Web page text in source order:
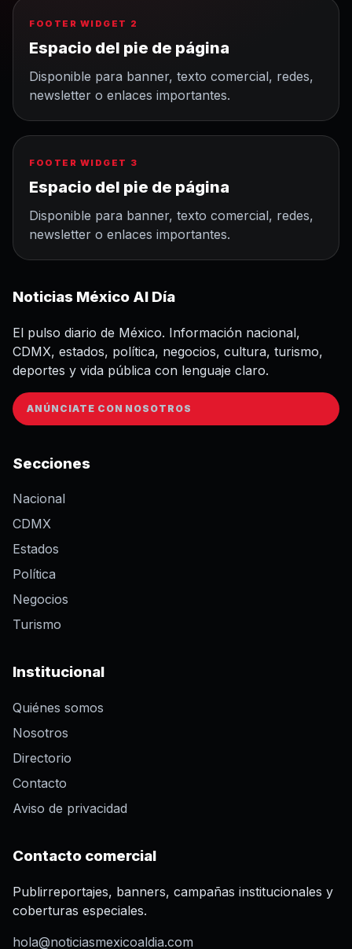
FOOTER WIDGET 2
Espacio del pie de página
Disponible para banner, texto comercial, redes,
newsletter o enlaces importantes.
FOOTER WIDGET 3
Espacio del pie de página
Disponible para banner, texto comercial, redes,
newsletter o enlaces importantes.
Noticias México Al Día
El pulso diario de México. Información nacional,
CDMX, estados, política, negocios, cultura, turismo,
deportes y vida pública con lenguaje claro.
ANÚNCIATE CON NOSOTROS
Secciones
Nacional
CDMX
Estados
Política
Negocios
Turismo
Institucional
Quiénes somos
Nosotros
Directorio
Contacto
Aviso de privacidad
Contacto comercial
Publirreportajes, banners, campañas institucionales y
coberturas especiales.
hola@noticiasmexicoaldia.com